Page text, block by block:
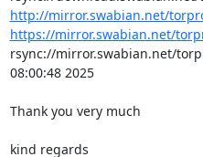
http://mirror.swabian.net/
https://mirror.swabian.net/
rsync://mirror.swabian.net/
08:00:48 2025
Thank you very much
kind regards